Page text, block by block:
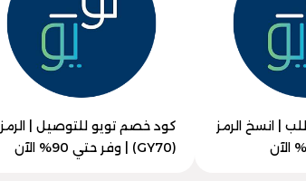
| انسخ الرمز
كود خصم تويو للتوصيل | الرمز
(GY70) | وفر حتي 90% الآن